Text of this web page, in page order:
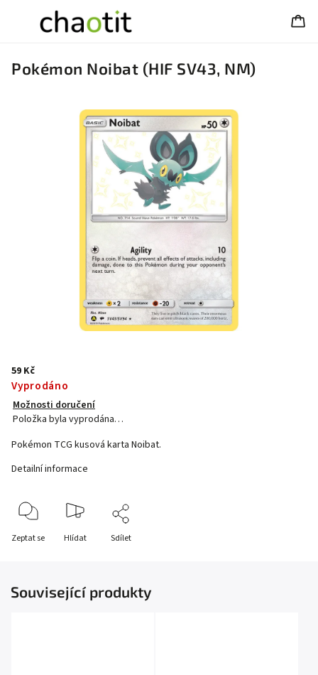
Pokémon Noibat (HIF SV43, NM)
59 Kč
Vyprodáno
Možnosti doručení
Položka byla vyprodána…
Pokémon TCG kusová karta Noibat.
Detailní informace
Zeptat se Hlídat Sdílet
Související produkty